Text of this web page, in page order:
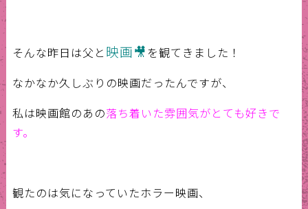
そんな昨日は父と 映画🎥 を観てきました！
なかなか久しぶりの映画だったんですが、
私は映画館のあの落ち着いた雰囲気がとても好きで
す。
観たのは気になっていたホラー映画、